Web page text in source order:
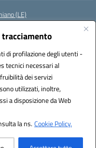
di profilazione degli utenti -
tecnici necessari al
dei servizi
utilizzati, inoltre,
a disposizione da Web
la ns.Cookie Policy.
(LE)
(IPA): istsc_leic88600a
Solution S.r.l.
Italia